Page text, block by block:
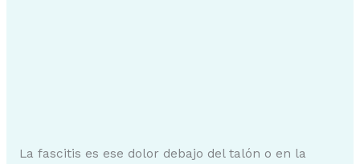
La fascitis es ese dolor debajo del talón o en la